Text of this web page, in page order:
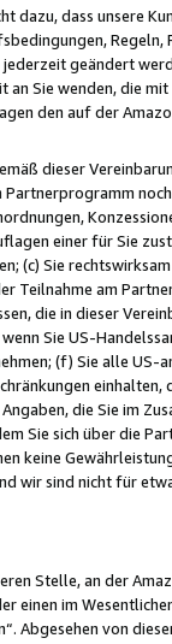
dazu, dass unsere
geändert
an Sie wenden, die
den auf der
dieser
einer für Sie
(c) Sie
Teilnahme am
die in dieser
Sie US-
(f) Sie alle
die Sie im
Sie sich über die
keine
wir sind nicht für
Stelle, an der
im
Abgesehen von